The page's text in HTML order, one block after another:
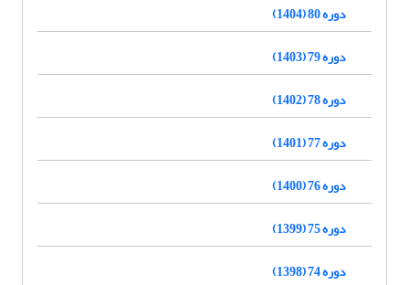
دوره 80 (1404)
دوره 79 (1403)
دوره 78 (1402)
دوره 77 (1401)
دوره 76 (1400)
دوره 75 (1399)
دوره 74 (1398)